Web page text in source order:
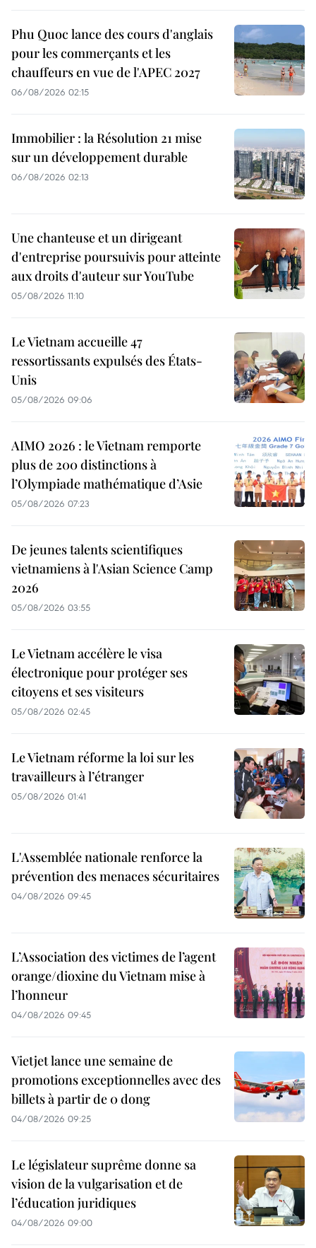
Phu Quoc lance des cours d'anglais
pour les commerçants et les
chauffeurs en vue de l'APEC 2027
06/08/2026 02:15
Immobilier : la Résolution 21 mise
sur un développement durable
06/08/2026 02:13
Une chanteuse et un dirigeant
d'entreprise poursuivis pour atteinte
aux droits d'auteur sur YouTube
05/08/2026 11:10
Le Vietnam accueille 47
ressortissants expulsés des États-
Unis
05/08/2026 09:06
AIMO 2026 : le Vietnam remporte
plus de 200 distinctions à
l’Olympiade mathématique d’Asie
05/08/2026 07:23
De jeunes talents scientifiques
vietnamiens à l'Asian Science Camp
2026
05/08/2026 03:55
Le Vietnam accélère le visa
électronique pour protéger ses
citoyens et ses visiteurs
05/08/2026 02:45
Le Vietnam réforme la loi sur les
travailleurs à l’étranger
05/08/2026 01:41
L'Assemblée nationale renforce la
prévention des menaces sécuritaires
04/08/2026 09:45
L’Association des victimes de l’agent
orange/dioxine du Vietnam mise à
l’honneur
04/08/2026 09:45
Vietjet lance une semaine de
promotions exceptionnelles avec des
billets à partir de 0 dong
04/08/2026 09:25
Le législateur suprême donne sa
vision de la vulgarisation et de
l’éducation juridiques
04/08/2026 09:00